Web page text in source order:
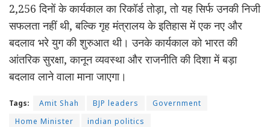
2,256 दिनों के कार्यकाल का रिकॉर्ड तोड़ा, तो यह सिर्फ उनकी निजी
सफलता नहीं थी, बल्कि गृह मंत्रालय के इतिहास में एक नए और
बदलाव भरे युग की शुरुआत थी। उनके कार्यकाल को भारत की
आंतरिक सुरक्षा, कानून व्यवस्था और राजनीति की दिशा में बड़ा
बदलाव लाने वाला माना जाएगा।
Tags: Amit Shah BJP leaders
Government
Home Minister
indian politics